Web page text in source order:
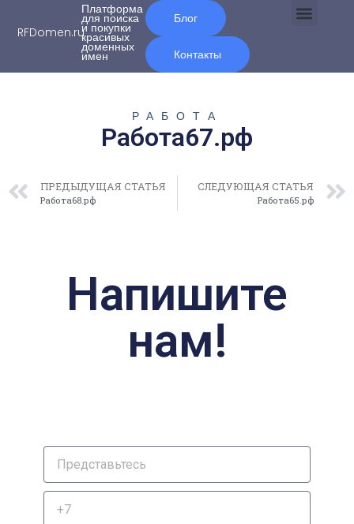
RFDomen.ru
Платформа
для поиска
и покупки
красивых
доменных
имен
Блог
Контакты
РАБОТА
Работа67.рф
ПРЕДЫДУЩАЯ СТАТЬЯ
Работа68.рф
СЛЕДУЮЩАЯ СТАТЬЯ
Работа65.рф
Напишите
нам!